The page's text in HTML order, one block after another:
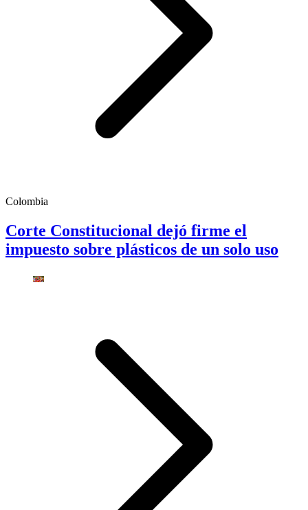
Colombia
Corte Constitucional dejó firme el
impuesto sobre plásticos de un solo uso